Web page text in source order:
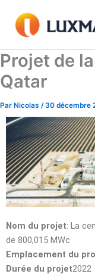
contenu
Projet de
Qatar
Par Nicolas /30 décembre
Nom du projet: La
de 800,015 MWc
Emplacement du
Durée du projet2022